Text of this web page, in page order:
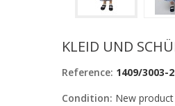
KLEID UND
Reference: 1409/3003-
Condition: New product